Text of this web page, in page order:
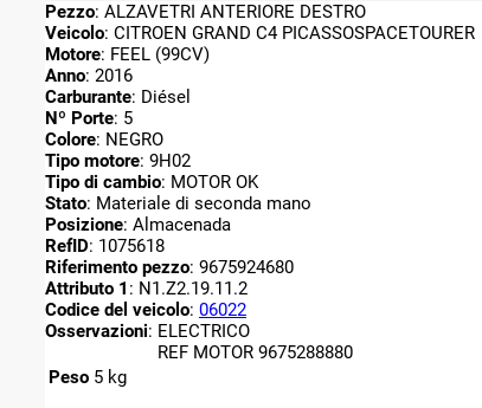
Pezzo: ALZAVETRI ANTERIORE DESTRO
Veicolo: CITROEN GRAND C4 PICASSOSPACETOURER
Motore: FEEL (99CV)
Anno: 2016
Carburante: Diésel
Nº Porte: 5
Colore: NEGRO
Tipo motore: 9H02
Tipo di cambio: MOTOR OK
Stato: Materiale di seconda mano
Posizione: Almacenada
RefID: 1075618
Riferimento pezzo: 9675924680
Attributo 1 : N1.Z2.19.11.2
Codice del veicolo: 06022
Osservazioni: ELECTRICO
REF MOTOR 9675288880
Peso 5 kg